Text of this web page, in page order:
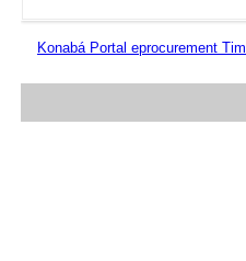
Konabá Portal eprocurement